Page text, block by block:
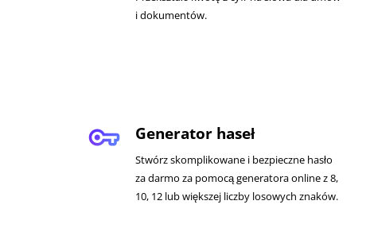
i dokumentów.
vpn_key Generator haseł
Stwórz skomplikowane i bezpieczne hasło
za darmo za pomocą generatora online z 8,
10, 12 lub większej liczby losowych znaków.